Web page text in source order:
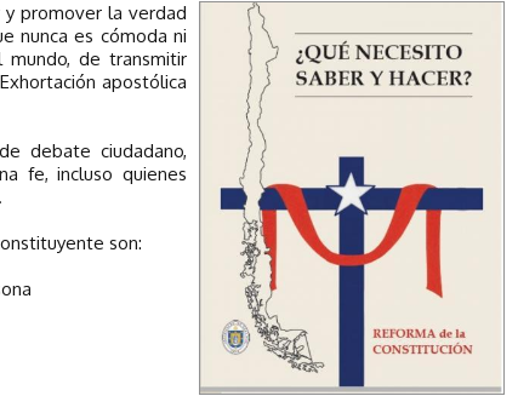
y promover la verdad
nunca es cómoda ni
de transmitir
apostólica
debate ciudadano,
fe, incluso quienes
son: